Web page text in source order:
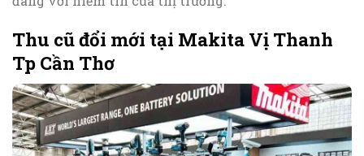
Thu cũ đổi mới tại Makita Vị Thanh
Tp Cần Thơ